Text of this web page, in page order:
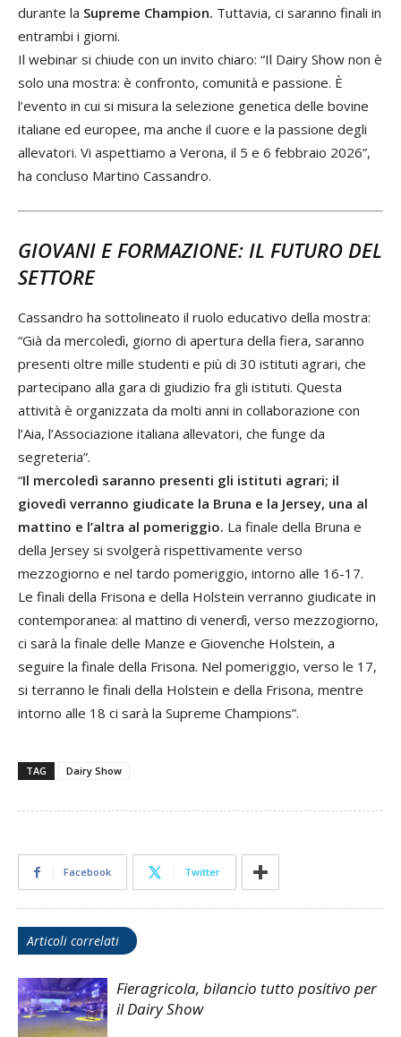
durante la Supreme Champion. Tuttavia, ci saranno finali in
entrambi i giorni.
Il webinar si chiude con un invito chiaro: “Il Dairy Show non è
solo una mostra: è confronto, comunità e passione. È
l’evento in cui si misura la selezione genetica delle bovine
italiane ed europee, ma anche il cuore e la passione degli
allevatori. Vi aspettiamo a Verona, il 5 e 6 febbraio 2026”,
ha concluso Martino Cassandro.
GIOVANI E FORMAZIONE: IL FUTURO DEL
SETTORE
Cassandro ha sottolineato il ruolo educativo della mostra:
“Già da mercoledì, giorno di apertura della fiera, saranno
presenti oltre mille studenti e più di 30 istituti agrari, che
partecipano alla gara di giudizio fra gli istituti. Questa
attività è organizzata da molti anni in collaborazione con
l’Aia, l’Associazione italiana allevatori, che funge da
segreteria”.
“Il mercoledì saranno presenti gli istituti agrari; il
giovedì verranno giudicate la Bruna e la Jersey, una al
mattino e l’altra al pomeriggio. La finale della Bruna e
della Jersey si svolgerà rispettivamente verso
mezzogiorno e nel tardo pomeriggio, intorno alle 16-17.
Le finali della Frisona e della Holstein verranno giudicate in
contemporanea: al mattino di venerdì, verso mezzogiorno,
ci sarà la finale delle Manze e Giovenche Holstein, a
seguire la finale della Frisona. Nel pomeriggio, verso le 17,
si terranno le finali della Holstein e della Frisona, mentre
intorno alle 18 ci sarà la Supreme Champions”.
TAG Dairy Show
Facebook Twitter
Articoli correlati
Fieragricola, bilancio tutto positivo per
il Dairy Show